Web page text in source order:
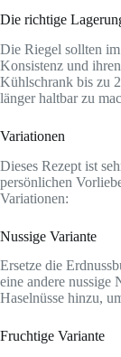
Die richtige
Die Riegel sollten
Konsistenz und
Kühlschrank bis zu
länger haltbar zu
Variationen
Dieses Rezept ist
persönlichen
Variationen:
Nussige Variante
Ersetze die
eine andere nussige
Haselnüsse hinzu,
Fruchtige Variante